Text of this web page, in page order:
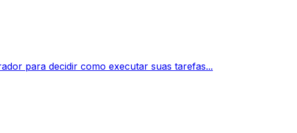
para decidir como executar suas tarefas...